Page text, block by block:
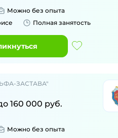
Можно без опыта
Полная занятость
ЗАСТАВА"
160 000 руб.
Можно без опыта